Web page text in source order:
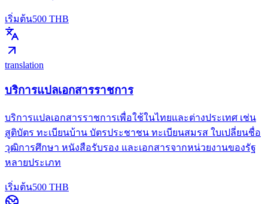
เริ่มต้น500 THB
translation
บริการแปลเอกสารราชการ
บริการแปลเอกสารราชการเพื่อใช้ในไทยและต่างประเทศ เช่น
สูติบัตร ทะเบียนบ้าน บัตรประชาชน ทะเบียนสมรส ใบเปลี่ยนชื่อ
วุฒิการศึกษา หนังสือรับรอง และเอกสารจากหน่วยงานของรัฐ
หลายประเภท
เริ่มต้น500 THB